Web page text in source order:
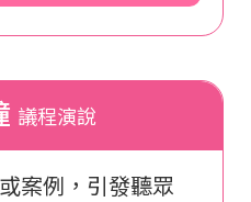
議程演說
案例，引發聽眾